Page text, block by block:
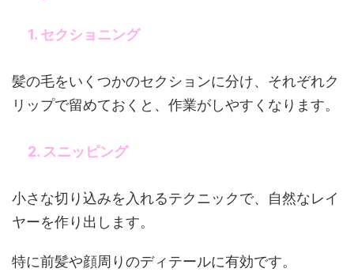
1. セクショニング
髪の毛をいくつかのセクションに分け、それぞれク
リップで留めておくと、作業がしやすくなります。
2. スニッピング
小さな切り込みを入れるテクニックで、自然なレイ
ヤーを作り出します。
特に前髪や顔周りのディテールに有効です。